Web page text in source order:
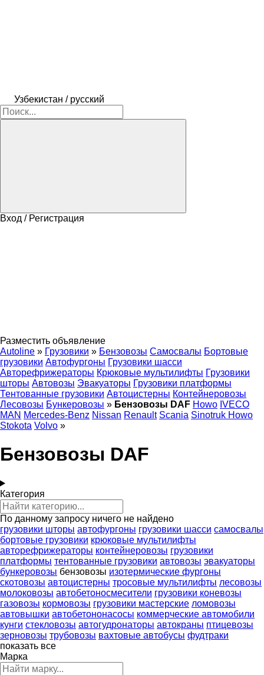
Узбекистан / русский
Вход / Регистрация
Разместить объявление
Autoline » Грузовики » Бензовозы Самосвалы Бортовые
грузовики Автофургоны Грузовики шасси
Авторефрижераторы Крюковые мультилифты Грузовики
шторы Автовозы Эвакуаторы Грузовики платформы
Тентованные грузовики Автоцистерны Контейнеровозы
Лесовозы Бункеровозы » Бензовозы DAF Howo IVECO
MAN Mercedes-Benz Nissan Renault Scania Sinotruk Howo
Stokota Volvo »
Бензовозы DAF
Категория
По данному запросу ничего не найдено
грузовики шторы автофургоны грузовики шасси самосвалы
бортовые грузовики крюковые мультилифты
авторефрижераторы контейнеровозы грузовики
платформы тентованные грузовики автовозы эвакуаторы
бункеровозы бензовозы изотермические фургоны
скотовозы автоцистерны тросовые мультилифты лесовозы
молоковозы автобетоносмесители грузовики коневозы
газовозы кормовозы грузовики мастерские ломовозы
автовышки автобетононасосы коммерческие автомобили
кунги стекловозы автогудронаторы автокраны птицевозы
зерновозы трубовозы вахтовые автобусы фудтраки
показать все
Марка